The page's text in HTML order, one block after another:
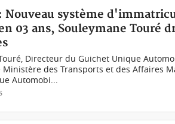
Nouveau système
03 ans, Souleymane Touré
Directeur du Guichet Unique
Ministère des Transports et des Affaires
Automobi...